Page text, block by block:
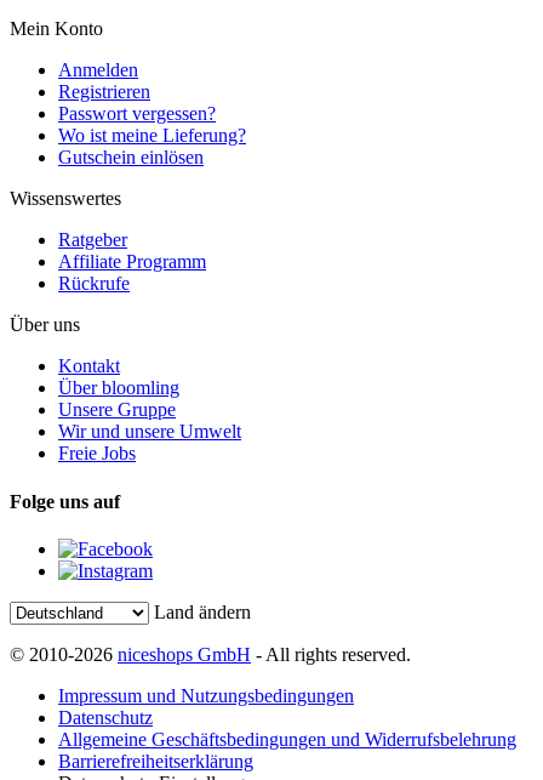
Mein Konto
Anmelden
Registrieren
Passwort vergessen?
Wo ist meine Lieferung?
Gutschein einlösen
Wissenswertes
Ratgeber
Affiliate Programm
Rückrufe
Über uns
Kontakt
Über bloomling
Unsere Gruppe
Wir und unsere Umwelt
Freie Jobs
Folge uns auf
Land ändern
© 2010-2026 niceshops GmbH - All rights reserved.
Impressum und Nutzungsbedingungen
Datenschutz
Allgemeine Geschäftsbedingungen und Widerrufsbelehrung
Barrierefreiheitserklärung